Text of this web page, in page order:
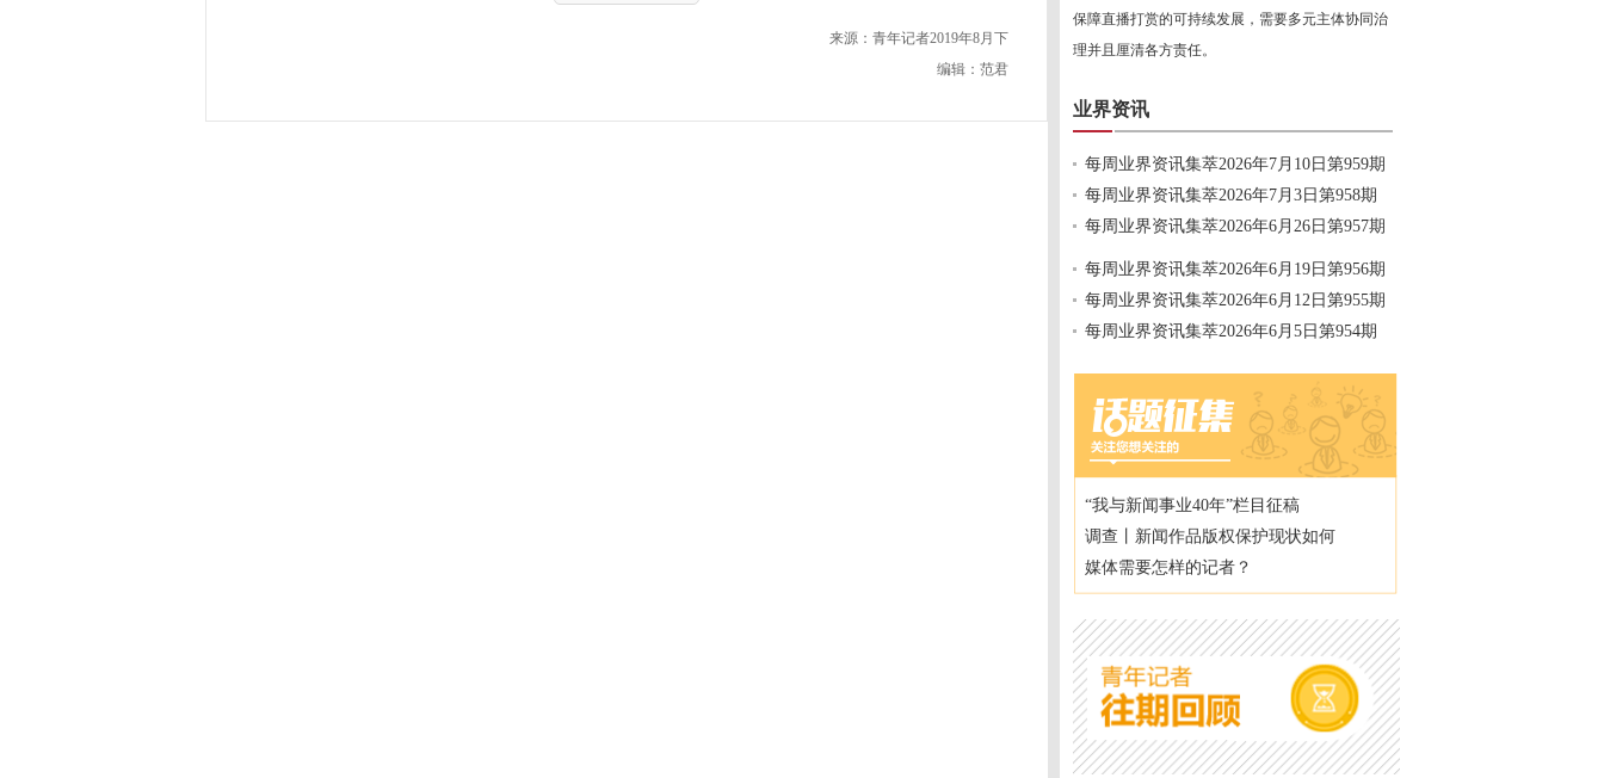
来源：青年记者2019年8月下
编辑：范君
保障直播打赏的可持续发展，需要多元主体协同治
理并且厘清各方责任。
业界资讯
每周业界资讯集萃2026年7月10日第959期
每周业界资讯集萃2026年7月3日第958期
每周业界资讯集萃2026年6月26日第957期
每周业界资讯集萃2026年6月19日第956期
每周业界资讯集萃2026年6月12日第955期
每周业界资讯集萃2026年6月5日第954期
“我与新闻事业40年”栏目征稿
调查丨新闻作品版权保护现状如何
媒体需要怎样的记者？